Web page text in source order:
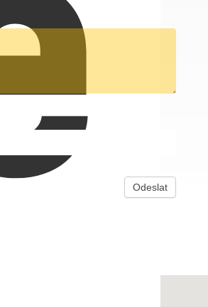
Odeslat